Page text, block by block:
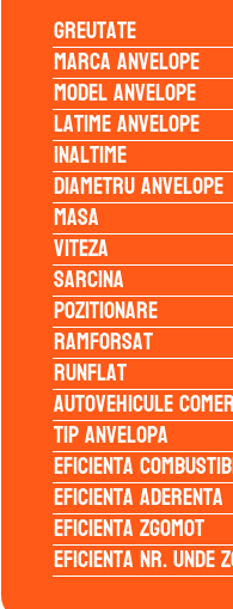
Greutate
Marca anvelope
Model anvelope
Latime anvelope
Inaltime
Diametru anvelope
Masa
Viteza
Sarcina
Pozitionare
Ramforsat
Runflat
Autovehicule
Tip anvelopa
Eficienta
Eficienta Aderenta
Eficienta Zgomot
Eficienta Nr. Unde